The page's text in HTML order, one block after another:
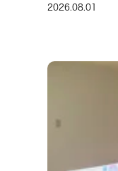
2026.08.01